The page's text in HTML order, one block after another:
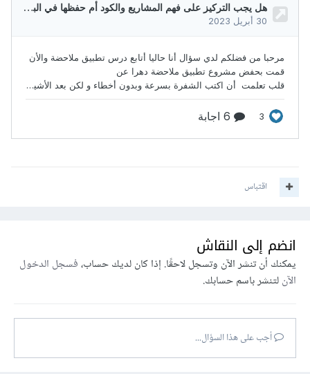
اقتباس
انضم إلى النقاش
يمكنك أن تنشر الآن وتسجل لاحقًا. إذا كان لديك حساب،فسجل الدخول
الآنلتنشر باسم حسابك.
أجب على هذا السؤال...